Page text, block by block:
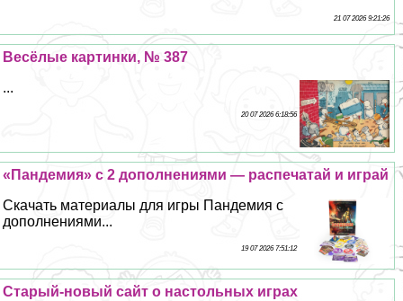
21 07 2026 9:21:26
Весёлые картинки, № 387
...
20 07 2026 6:18:56
«Пандемия» с 2 дополнениями — распечатай и играй
Скачать материалы для игры Пандемия с
дополнениями...
19 07 2026 7:51:12
Старый-новый сайт о настольных играх